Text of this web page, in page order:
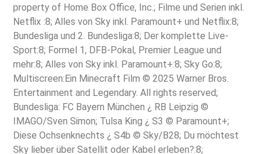
property of Home Box Office, Inc.; Filme und Serien inkl.
Netflix :8; Alles von Sky inkl. Paramount+ und Netflix:8;
Bundesliga und 2. Bundesliga:8; Der komplette Live-
Sport:8; Formel 1, DFB-Pokal, Premier League und
mehr:8; Alles von Sky inkl. Paramount+:8; Sky Go:8;
Multiscreen:Ein Minecraft Film © 2025 Warner Bros.
Entertainment and Legendary. All rights reserved;
Bundesliga: FC Bayern München ¿ RB Leipzig ©
IMAGO/Sven Simon; Tulsa King ¿ S3 © Paramount+;
Diese Ochsenknechts ¿ S4b © Sky/B28; Du möchtest
Sky lieber über Satellit oder Kabel erleben?:8;